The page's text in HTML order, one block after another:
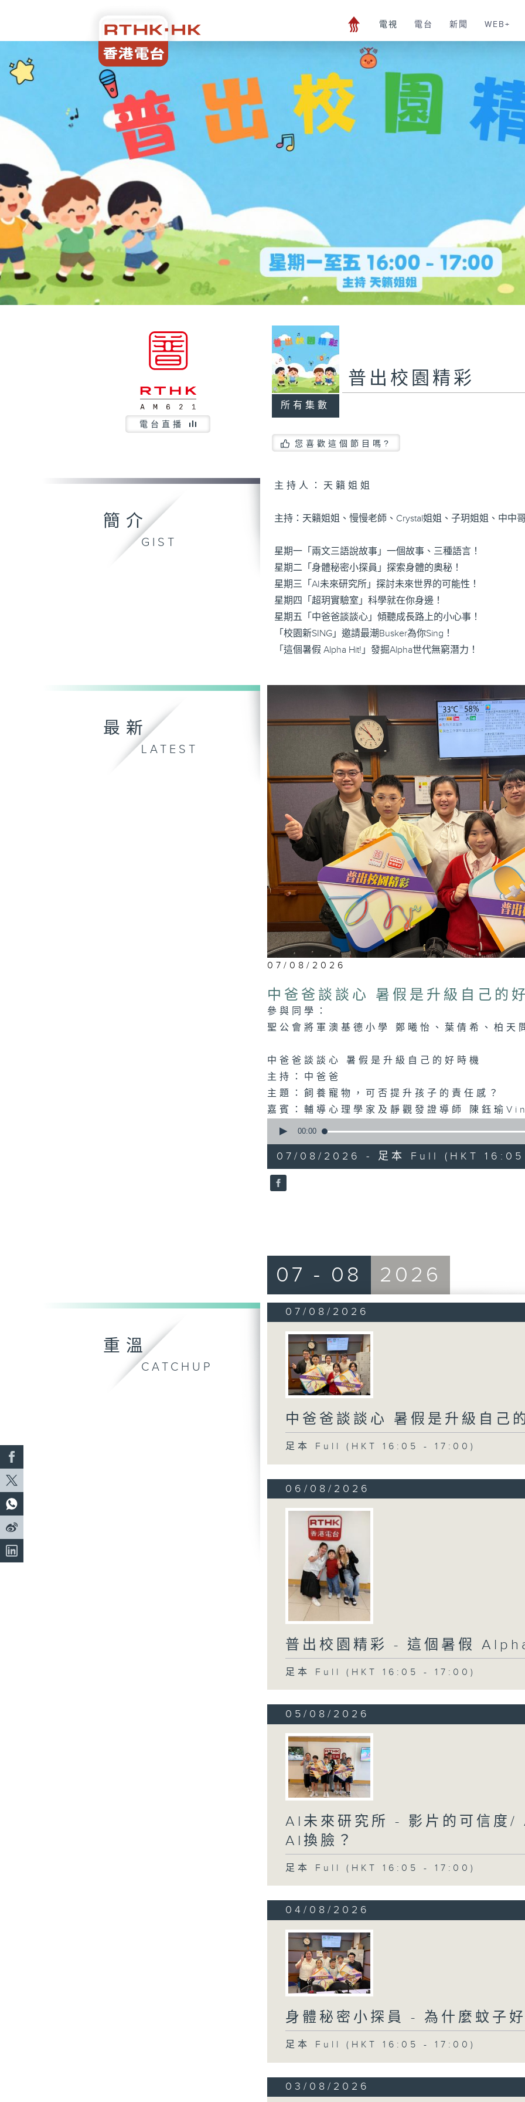
電視 電台 新聞 WEB+
電台直播
所有集數
普出校園精彩
您喜歡這個節目嗎?
簡介
GIST
主持人：天籟姐姐
主持：天籟姐姐、慢慢老師、Crystal姐姐、子玥姐姐、中中
星期一「兩文三語說故事」一個故事、三種語言！
星期二「身體秘密小探員」探索身體的奧秘！
星期三「AI未來研究所」探討未來世界的可能性！
星期四「超玥實驗室」科學就在你身邊！
星期五「中爸爸談談心」傾聽成長路上的小心事！
「校園新SING」邀請最潮Busker為你Sing！
「這個暑假 Alpha Hit!」發掘Alpha世代無窮潛力！
最新
LATEST
07/08/2026
中爸爸談談心 暑假是升級自己的
參與同學：
聖公會將軍澳基德小學 鄭曦怡、葉倩希、柏天
中爸爸談談心 暑假是升級自己的好時機
主持：中爸爸
主題：飼養寵物，可否提升孩子的責任感？
嘉賓：輔導心理學家及靜觀發證導師 陳鈺瑜
seconds
55
minutes,
0
seconds
90%
00:00
07/08/2026 - 足本 Full (HKT
重溫
CATCHUP
07 - 08 2026
07/08/2026
中爸爸談談心 暑假是升級自己
足本 Full (HKT 16:05 - 17:00)
06/08/2026
普出校園精彩 - 這個暑假
足本 Full (HKT 16:05 - 17:00)
05/08/2026
AI未來研究所 - 影片的可信度/
AI換臉？
足本 Full (HKT 16:05 - 17:00)
04/08/2026
身體秘密小探員 - 為什麼蚊子
足本 Full (HKT 16:05 - 17:00)
03/08/2026